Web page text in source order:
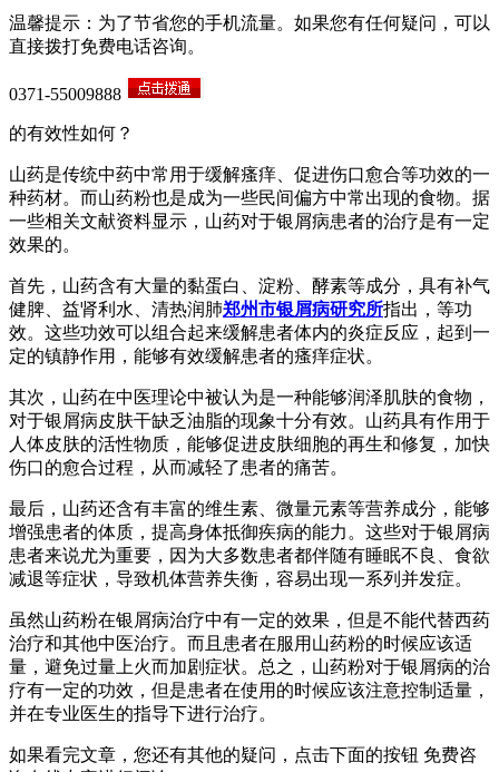
温馨提示：为了节省您的手机流量。如果您有任何疑问，可以
直接拨打免费电话咨询。
0371-55009888
的有效性如何？
山药是传统中药中常用于缓解瘙痒、促进伤口愈合等功效的一
种药材。而山药粉也是成为一些民间偏方中常出现的食物。据
一些相关文献资料显示，山药对于银屑病患者的治疗是有一定
效果的。
首先，山药含有大量的黏蛋白、淀粉、酵素等成分，具有补气
健脾、益肾利水、清热润肺郑州市银屑病研究所指出，等功
效。这些功效可以组合起来缓解患者体内的炎症反应，起到一
定的镇静作用，能够有效缓解患者的瘙痒症状。
其次，山药在中医理论中被认为是一种能够润泽肌肤的食物，
对于银屑病皮肤干缺乏油脂的现象十分有效。山药具有作用于
人体皮肤的活性物质，能够促进皮肤细胞的再生和修复，加快
伤口的愈合过程，从而减轻了患者的痛苦。
最后，山药还含有丰富的维生素、微量元素等营养成分，能够
增强患者的体质，提高身体抵御疾病的能力。这些对于银屑病
患者来说尤为重要，因为大多数患者都伴随有睡眠不良、食欲
减退等症状，导致机体营养失衡，容易出现一系列并发症。
虽然山药粉在银屑病治疗中有一定的效果，但是不能代替西药
治疗和其他中医治疗。而且患者在服用山药粉的时候应该适
量，避免过量上火而加剧症状。总之，山药粉对于银屑病的治
疗有一定的功效，但是患者在使用的时候应该注意控制适量，
并在专业医生的指导下进行治疗。
如果看完文章，您还有其他的疑问，点击下面的按钮 免费咨